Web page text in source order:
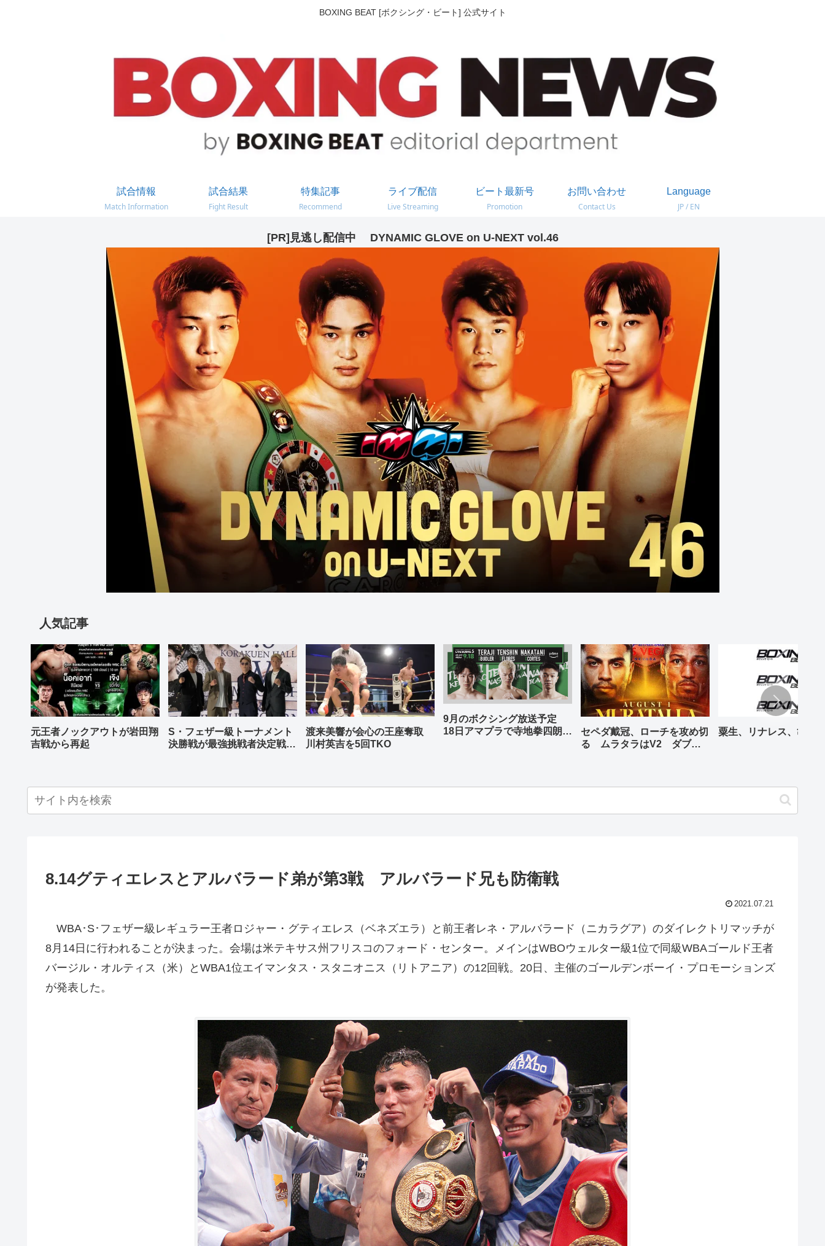
BOXING BEAT [ボクシング・ビート] 公式サイト
試合情報
Match Information
試合結果
Fight Result
特集記事
Recommend
ライブ配信
Live Streaming
ビート最新号
Promotion
お問い合わせ
Contact Us
Language
JP / EN
[PR]見逃し配信中 DYNAMIC GLOVE on U-NEXT vol.46
人気記事
元王者ノックアウトが岩田翔
吉戦から再起
S・フェザー級トーナメント
決勝戦が最強挑戦者決定戦兼
渡来美響が会心の王座奪取
川村英吉を5回TKO
9月のボクシング放送予定
18日アマプラで寺地拳四朗、
セペダ戴冠、ローチを攻め切
る ムラタラはV2 ダブル
粟生、リナレス、亀海
8.14グティエレスとアルバラード弟が第3戦 アルバラード兄も防衛戦
2021.07.21
WBA･S･フェザー級レギュラー王者ロジャー・グティエレス（ベネズエラ）と前王者レネ・アルバラード（ニカラグア）のダイレクトリマッチが
8月14日に行われることが決まった。会場は米テキサス州フリスコのフォード・センター。メインはWBOウェルター級1位で同級WBAゴールド王者
バージル・オルティス（米）とWBA1位エイマンタス・スタニオニス（リトアニア）の12回戦。20日、主催のゴールデンボーイ・プロモーションズ
が発表した。